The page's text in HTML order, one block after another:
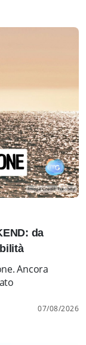
da
Ancora
07/08/2026